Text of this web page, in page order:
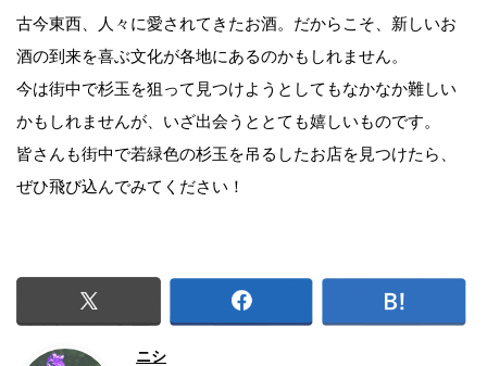
古今東西、人々に愛されてきたお酒。だからこそ、新しいお
酒の到来を喜ぶ文化が各地にあるのかもしれません。
今は街中で杉玉を狙って見つけようとしてもなかなか難しい
かもしれませんが、いざ出会うととても嬉しいものです。
皆さんも街中で若緑色の杉玉を吊るしたお店を見つけたら、
ぜひ飛び込んでみてください！
ニシ